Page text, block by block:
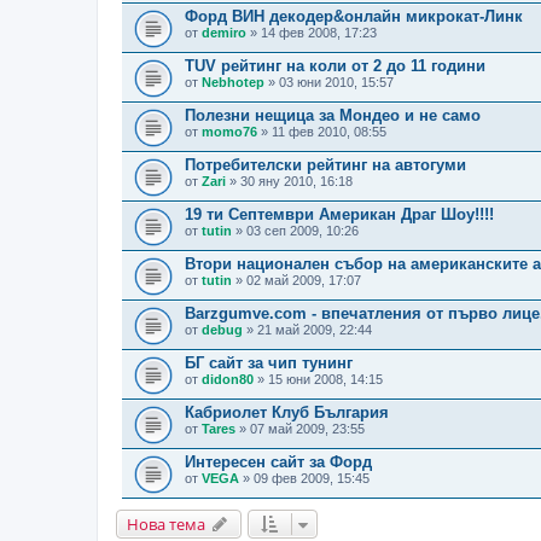
Форд ВИН декодер&онлайн микрокат-Линк
от demiro » 14 фев 2008, 17:23
TUV рейтинг на коли от 2 до 11 години
от Nebhotep » 03 юни 2010, 15:57
Полезни нещица за Мондео и не само
от momo76 » 11 фев 2010, 08:55
Потребителски рейтинг на автогуми
от Zari » 30 яну 2010, 16:18
19 ти Септември Американ Драг Шоу!!!!
от tutin » 03 сеп 2009, 10:26
Втори национален събор на американските
от tutin » 02 май 2009, 17:07
Barzgumve.com - впечатления от първо
от debug » 21 май 2009, 22:44
БГ сайт за чип тунинг
от didon80 » 15 юни 2008, 14:15
Кабриолет Клуб България
от Tares » 07 май 2009, 23:55
Интересен сайт за Форд
от VEGA » 09 фев 2009, 15:45
Нова тема